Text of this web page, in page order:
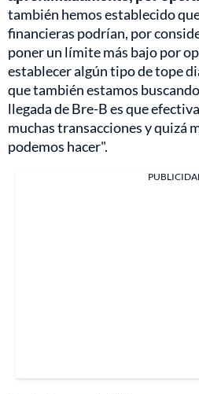
también hemos establecido
financieras podrían, por
poner un límite más bajo por
establecer algún tipo de tope
que también estamos
llegada de Bre-B es que
muchas transacciones y quizá
podemos hacer".